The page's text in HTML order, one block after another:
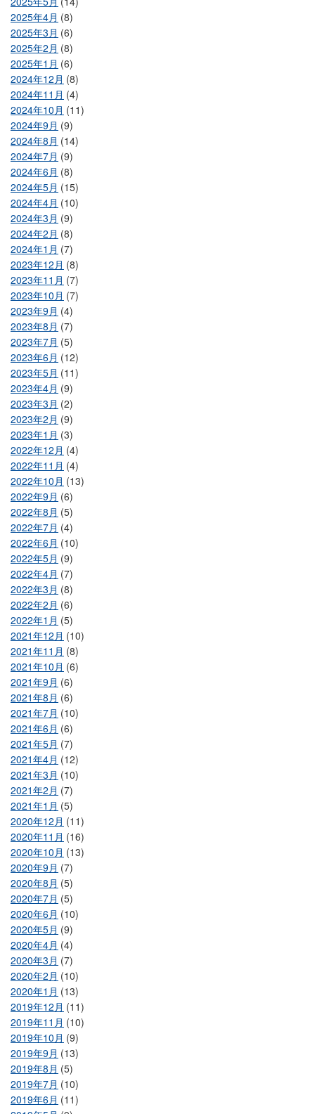
2025年4月 (8)
2025年3月 (6)
2025年2月 (8)
2025年1月 (6)
2024年12月 (8)
2024年11月 (4)
2024年10月 (11)
2024年9月 (9)
2024年8月 (14)
2024年7月 (9)
2024年6月 (8)
2024年5月 (15)
2024年4月 (10)
2024年3月 (9)
2024年2月 (8)
2024年1月 (7)
2023年12月 (8)
2023年11月 (7)
2023年10月 (7)
2023年9月 (4)
2023年8月 (7)
2023年7月 (5)
2023年6月 (12)
2023年5月 (11)
2023年4月 (9)
2023年3月 (2)
2023年2月 (9)
2023年1月 (3)
2022年12月 (4)
2022年11月 (4)
2022年10月 (13)
2022年9月 (6)
2022年8月 (5)
2022年7月 (4)
2022年6月 (10)
2022年5月 (9)
2022年4月 (7)
2022年3月 (8)
2022年2月 (6)
2022年1月 (5)
2021年12月 (10)
2021年11月 (8)
2021年10月 (6)
2021年9月 (6)
2021年8月 (6)
2021年7月 (10)
2021年6月 (6)
2021年5月 (7)
2021年4月 (12)
2021年3月 (10)
2021年2月 (7)
2021年1月 (5)
2020年12月 (11)
2020年11月 (16)
2020年10月 (13)
2020年9月 (7)
2020年8月 (5)
2020年7月 (5)
2020年6月 (10)
2020年5月 (9)
2020年4月 (4)
2020年3月 (7)
2020年2月 (10)
2020年1月 (13)
2019年12月 (11)
2019年11月 (10)
2019年10月 (9)
2019年9月 (13)
2019年8月 (5)
2019年7月 (10)
2019年6月 (11)